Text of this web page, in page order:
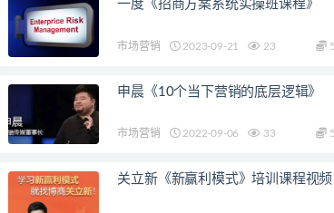
一度《招商方案系统实操班课程》
市场营销 2023-09-21 23 5
申晨《10个当下营销的底层逻辑》
市场营销 2022-09-06 33 5
关立新《新赢利模式》培训课程视频